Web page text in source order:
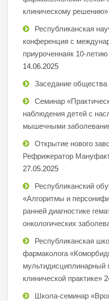
клиническому решению»
Республиканская
конференция с
приуроченнаяк 10-
14.06.2025
Заседание общества
Семинар
наблюдения детей с
мышечными
Открытие нового
Рефрижератор
27.05.2025
Республиканский
«Алгоритмы и
ранней диагностике
онкологических
Республиканская
фармаколога
мультидисциплинарный
клинической практике»
Школа-семинар